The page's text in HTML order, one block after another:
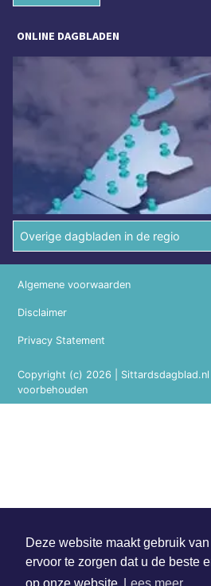
Deze website maakt gebruik
ervoor te zorgen dat u de beste
ONLINE DAGBLADEN
Overige dagbladen in de regio
Copyright (c) 2026 |
voorbehouden
Algemene voorwaarden
Disclaimer
Privacy Statement